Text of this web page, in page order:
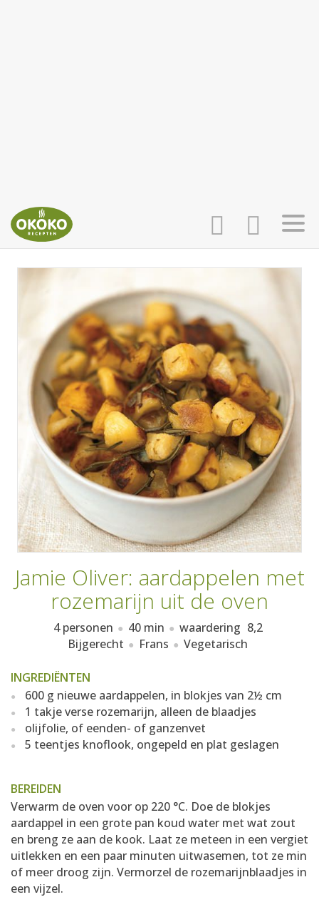
INLOGGEN
AANMELDEN
HOME
RECEPTEN
WEEKMENU'S
KOOKBOEKEN
Jamie Oliver: aardappelen met
rozemarijn uit de oven
4 personen 40 min waardering 8,2
Bijgerecht
Frans Vegetarisch
INGREDIËNTEN
600 g nieuwe aardappelen, in blokjes van 2½ cm
1 takje verse rozemarijn, alleen de blaadjes
olijfolie, of eenden- of ganzenvet
5 teentjes knoflook, ongepeld en plat geslagen
BEREIDEN
Verwarm de oven voor op 220 °C. Doe de blokjes
aardappel in een grote pan koud water met wat zout
en breng ze aan de kook. Laat ze meteen in een vergiet
uitlekken en een paar minuten uitwasemen, tot ze min
of meer droog zijn. Vermorzel de rozemarijnblaadjes in
een vijzel.